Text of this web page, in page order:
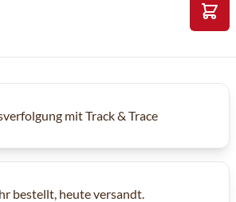
In
mit Track & Trace
bestellt, heute versandt.